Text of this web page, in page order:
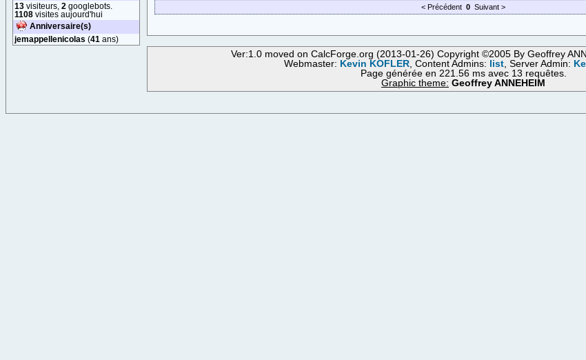
13 visiteurs, 2 googlebots.
1108 visites aujourd'hui
Anniversaire(s)
jemappellenicolas (41 ans)
< Précédent 0 Suivant >
Ver:1.0 moved on CalcForge.org (2013-01-26) Copyright ©2005 By Geoffrey
Webmaster: Kevin KOFLER, Content Admins: list, Server Admin:
Page générée en 221.56 ms avec 13 requêtes.
Graphic theme: Geoffrey ANNEHEIM